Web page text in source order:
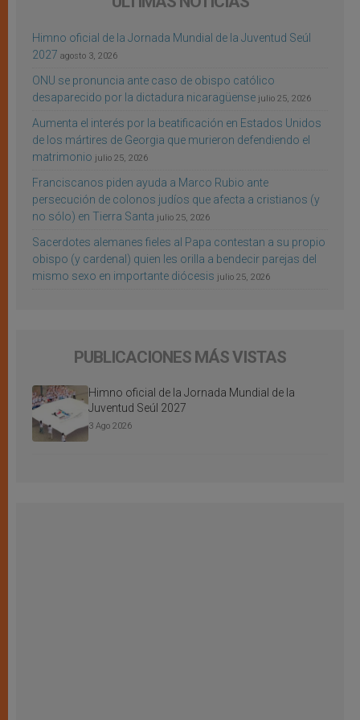
Himno oficial de la Jornada Mundial de la Juventud Seúl
2027 agosto 3, 2026
ONU se pronuncia ante caso de obispo católico
desaparecido por la dictadura nicaragüense julio 25, 2026
Aumenta el interés por la beatificación en Estados Unidos
de los mártires de Georgia que murieron defendiendo el
matrimonio julio 25, 2026
Franciscanos piden ayuda a Marco Rubio ante
persecución de colonos judíos que afecta a cristianos (y
no sólo) en Tierra Santa julio 25, 2026
Sacerdotes alemanes fieles al Papa contestan a su propio
obispo (y cardenal) quien les orilla a bendecir parejas del
mismo sexo en importante diócesis julio 25, 2026
PUBLICACIONES MÁS VISTAS
Himno oficial de la Jornada Mundial de la
Juventud Seúl 2027
3 Ago 2026